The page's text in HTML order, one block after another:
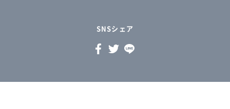
SNSシェア